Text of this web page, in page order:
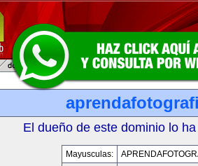
El dueño de este dominio lo
Mayusculas: